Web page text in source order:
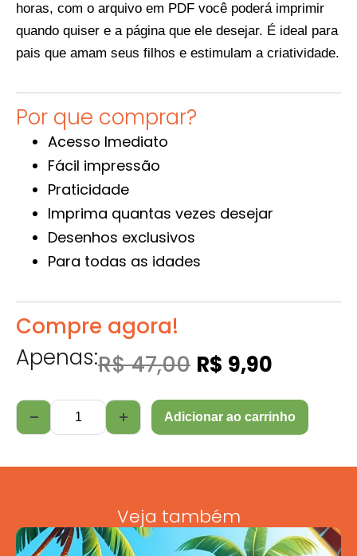
horas, com o arquivo em PDF você poderá imprimir
quando quiser e a página que ele desejar. É ideal para
pais que amam seus filhos e estimulam a criatividade.
Por que comprar?
Acesso Imediato
Fácil impressão
Praticidade
Imprima quantas vezes desejar
Desenhos exclusivos
Para todas as idades
Compre agora!
Apenas:R$47,00 R$ 9,90
Adicionar ao carrinho
Veja também